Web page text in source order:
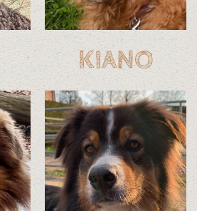
KIANO